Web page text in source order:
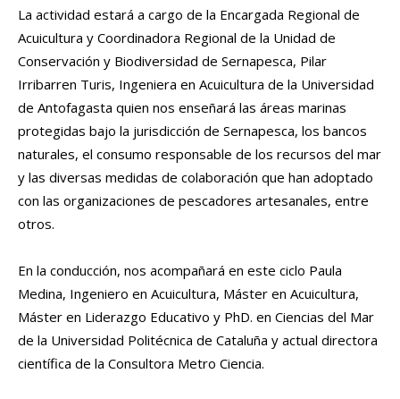
La actividad estará a cargo de la Encargada Regional de
Acuicultura y Coordinadora Regional de la Unidad de
Conservación y Biodiversidad de Sernapesca, Pilar
Irribarren Turis, Ingeniera en Acuicultura de la Universidad
de Antofagasta quien nos enseñará las áreas marinas
protegidas bajo la jurisdicción de Sernapesca, los bancos
naturales, el consumo responsable de los recursos del mar
y las diversas medidas de colaboración que han adoptado
con las organizaciones de pescadores artesanales, entre
otros.
En la conducción, nos acompañará en este ciclo Paula
Medina, Ingeniero en Acuicultura, Máster en Acuicultura,
Máster en Liderazgo Educativo y PhD. en Ciencias del Mar
de la Universidad Politécnica de Cataluña y actual directora
científica de la Consultora Metro Ciencia.